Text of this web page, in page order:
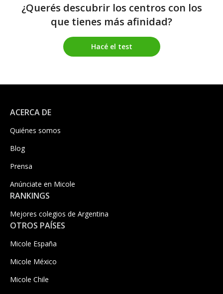
¿Querés descubrir los centros con los
que tienes más afinidad?
Hacé el test
ACERCA DE
Quiénes somos
Blog
Prensa
Anúnciate en Micole
RANKINGS
Mejores colegios de Argentina
OTROS PAÍSES
Micole España
Micole México
Micole Chile